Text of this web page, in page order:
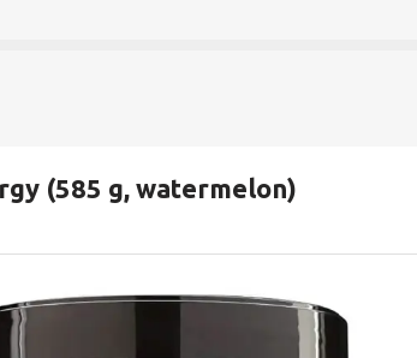
(585 g, watermelon)